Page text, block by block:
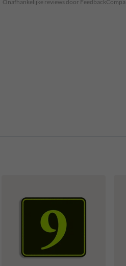
Onafhankelijke reviews door